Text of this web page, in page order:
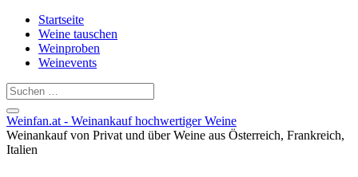
Startseite
Weine tauschen
Weinproben
Weinevents
Weinfan.at - Weinankauf hochwertiger Weine
Weinankauf von Privat und über Weine aus Österreich, Frankreich,
Italien